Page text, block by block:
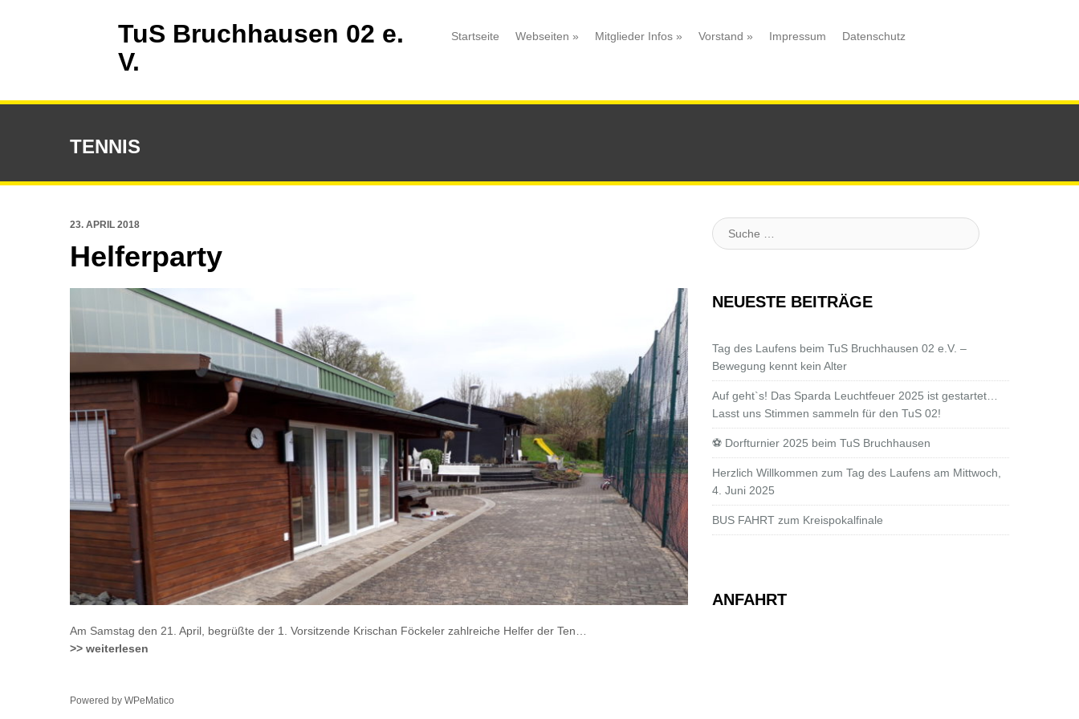
TuS Bruchhausen 02 e.
V.
Startseite Webseiten » Mitglieder Infos » Vorstand » Impressum Datenschutz
TENNIS
23. APRIL 2018
Helferparty
Am Samstag den 21. April, begrüßte der 1. Vorsitzende Krischan Föckeler zahlreiche Helfer der Ten…
>> weiterlesen
Powered by WPeMatico
Suche
:
NEUESTE BEITRÄGE
Tag des Laufens beim TuS Bruchhausen 02 e.V. –
Bewegung kennt kein Alter
Auf geht`s! Das Sparda Leuchtfeuer 2025 ist gestartet…
Lasst uns Stimmen sammeln für den TuS 02!
⚽ Dorfturnier 2025 beim TuS Bruchhausen
Herzlich Willkommen zum Tag des Laufens am Mittwoch,
4. Juni 2025
BUS FAHRT zum Kreispokalfinale
ANFAHRT